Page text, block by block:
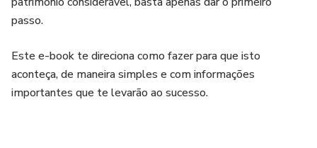
passo.
Este e-book te direciona como fazer para que isto
aconteça, de maneira simples e com informações
importantes que te levarão ao sucesso.